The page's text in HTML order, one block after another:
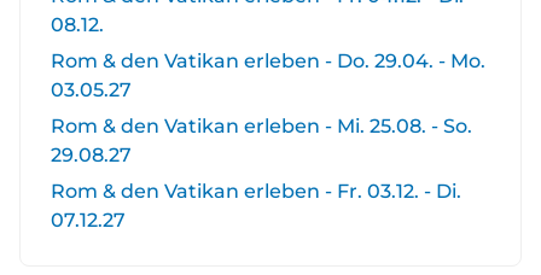
08.12.
Rom & den Vatikan erleben - Do. 29.04. - Mo.
03.05.27
Rom & den Vatikan erleben - Mi. 25.08. - So.
29.08.27
Rom & den Vatikan erleben - Fr. 03.12. - Di.
07.12.27